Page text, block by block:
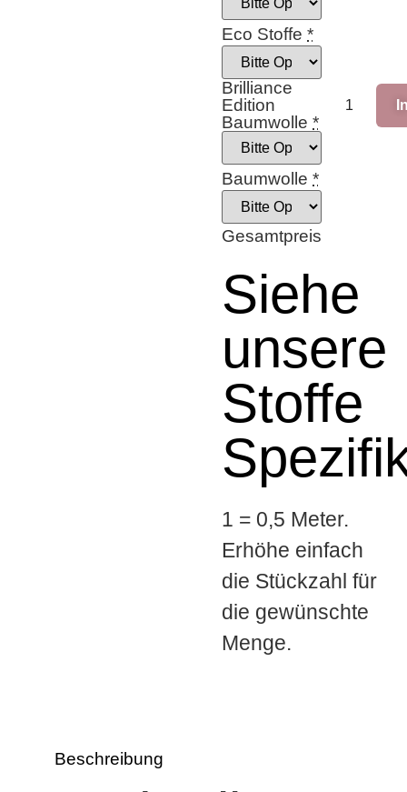
Eco Stoffe *
Brilliance
Edition
Baumwolle *
Baumwolle *
Gesamtpreis
Siehe
unsere
Stoffe
1 = 0,5 Meter.
Erhöhe einfach
die Stückzahl für
die gewünschte
Menge.
Beschreibung